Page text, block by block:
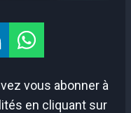
vous abonner à
en cliquant sur